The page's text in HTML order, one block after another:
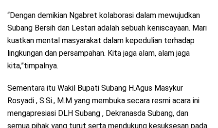
“Dengan demikian Ngabret kolaborasi dalam mewujudkan
Subang Bersih dan Lestari adalah sebuah keniscayaan. Mari
kuatkan mental masyarakat dalam kepedulian terhadap
lingkungan dan persampahan. Kita jaga alam, alam jaga
kita,”timpalnya.
Sementara itu Wakil Bupati Subang H.Agus Masykur
Rosyadi , S.Si., M.M yang membuka secara resmi acara ini
mengapresiasi DLH Subang , Dekranasda Subang, dan
semua pihak yang turut serta mendukung kesuksesan pada